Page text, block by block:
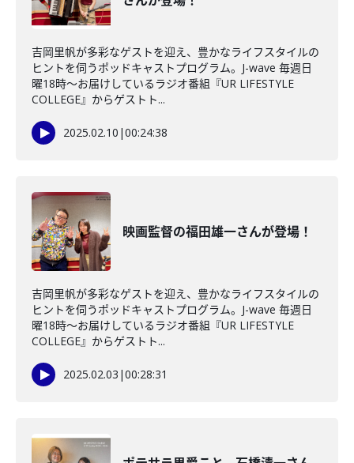
吉岡里帆が多彩なゲストを迎え、豊かなライフスタイルの
ヒントを伺うポッドキャストプログラム。J-wave 毎週日
曜18時～お届けしているラジオ番組『UR LIFESTYLE
COLLEGE』からゲストト...
2025.02.10 |00:24:38
映画監督の福田雄一さんが登場！
吉岡里帆が多彩なゲストを迎え、豊かなライフスタイルの
ヒントを伺うポッドキャストプログラム。J-wave 毎週日
曜18時～お届けしているラジオ番組『UR LIFESTYLE
COLLEGE』からゲストト...
2025.02.03 |00:28:31